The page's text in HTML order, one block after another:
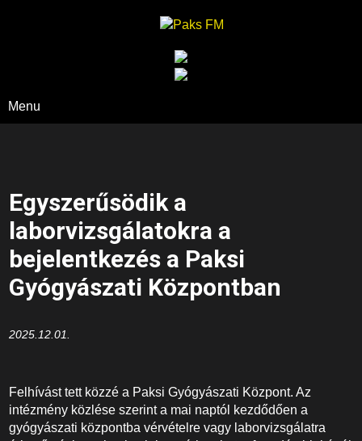
Menu
Egyszerűsödik a
laborvizsgálatokra a
bejelentkezés a Paksi
Gyógyászati Központban
2025.12.01.
Felhívást tett közzé a Paksi Gyógyászati Központ. Az
intézmény közlése szerint a mai naptól kezdődően a
gyógyászati központba vérvételre vagy laborvizsgálatra